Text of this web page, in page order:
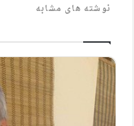
نوشته های مشابه